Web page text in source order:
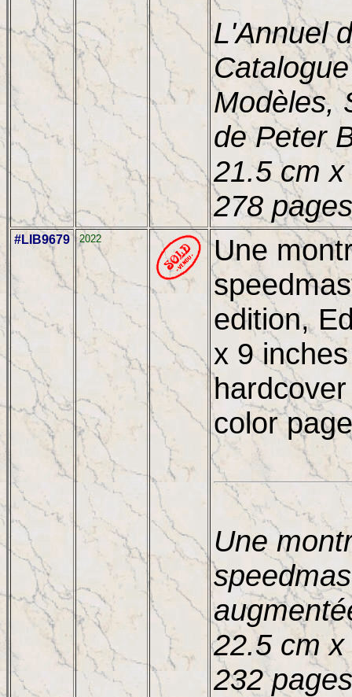
L'Annuel
Modèles,
de Peter
21.5 cm
278
#LIB9679 2022
Une
edition,
x 9
color
Une
22.5 cm
232